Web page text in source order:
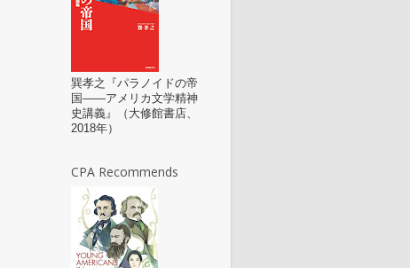
巽孝之『パラノイドの帝
国――アメリカ文学精神
史講義』（大修館書店、
2018年）
CPA Recommends